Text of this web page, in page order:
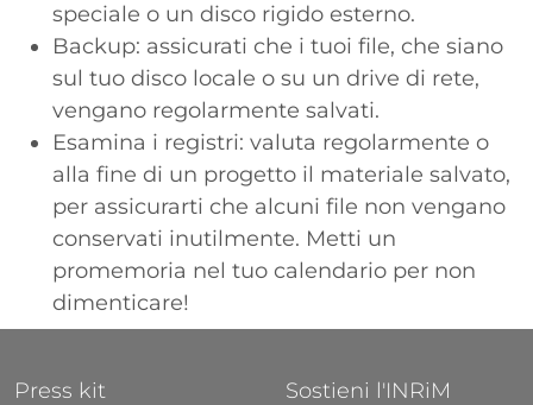
speciale o un disco rigido esterno.
Backup: assicurati che i tuoi file, che siano
sul tuo disco locale o su un drive di rete,
vengano regolarmente salvati.
Esamina i registri: valuta regolarmente o
alla fine di un progetto il materiale salvato,
per assicurarti che alcuni file non vengano
conservati inutilmente. Metti un
promemoria nel tuo calendario per non
dimenticare!
FOOTER 1
Press kit
FOOTER 2
Sostieni l'INRiM